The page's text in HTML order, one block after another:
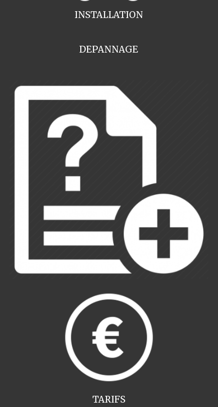
INSTALLATION
DEPANNAGE
TARIFS